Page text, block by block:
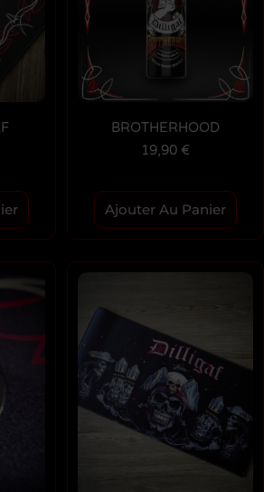
BROTHERHOOD
19,90 €
Ajouter Au Panier